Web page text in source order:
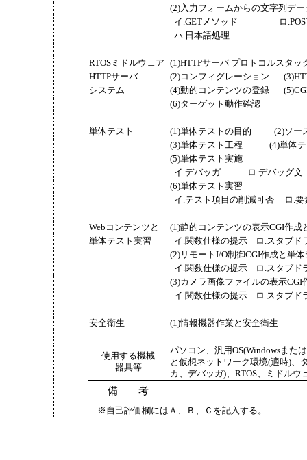
(2)入力フォームからの文字列デー
イ.GETメソッド
ロ
ハ.日本語処理
RTOSミドルウェア
(1)HTTPサーバ プロトコルスタッ
HTTPサーバ
(2)コンフィグレーション
システム
(4)動的コンテンツの登録
(6)ターゲット動作確認
単体テスト (1)単体テストの目的
(2)ソー
(3)単体テスト工程
(4)単体
(5)単体テスト実施
イ.デバッガ
ロ.デバッグ文
(6)単体テスト実習
イ.テスト項目の削減可否
ロ.
Webコンテンツと
(1)静的コンテンツの表示CGI作成
単体テスト実習
イ.関数仕様の提示
ロ.スタブド
(2)リモートI/O制御CGI作成と単体
イ.関数仕様の提示
ロ.スタブド
(3)カメラ画像ファイルの表示CGI
イ.関数仕様の提示
ロ.スタブド
安全衛生 (1)情報機器作業と安全衛生
使用する機械
器具等
パソコン、汎用OS(Windowsまた
と仮想ネットワーク環境(適時)、
カ、デバッガ)、RTOS、ミドルウ
備 考
※自己評価欄にはＡ、Ｂ、Ｃを記入する。